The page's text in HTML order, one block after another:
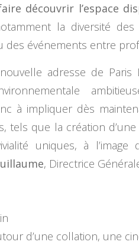
découvrir l’espace
la diversité
des événements entre
adresse de
à impliquer dès
tels que la création
uniques, à
, Directrice
d’une collation, une